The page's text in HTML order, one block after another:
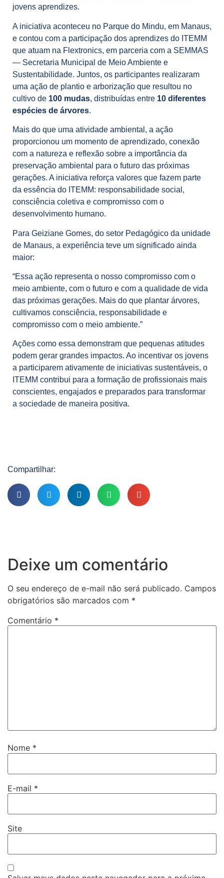
jovens aprendizes.
A iniciativa aconteceu no Parque do Mindu, em Manaus,
e contou com a participação dos aprendizes do ITEMM
que atuam na Flextronics, em parceria com a SEMMAS
— Secretaria Municipal de Meio Ambiente e
Sustentabilidade. Juntos, os participantes realizaram
uma ação de plantio e arborização que resultou no
cultivo de 100 mudas, distribuídas entre 10 diferentes
espécies de árvores.
Mais do que uma atividade ambiental, a ação
proporcionou um momento de aprendizado, conexão
com a natureza e reflexão sobre a importância da
preservação ambiental para o futuro das próximas
gerações. A iniciativa reforça valores que fazem parte
da essência do ITEMM: responsabilidade social,
consciência coletiva e compromisso com o
desenvolvimento humano.
Para Geiziane Gomes, do setor Pedagógico da unidade
de Manaus, a experiência teve um significado ainda
maior:
“Essa ação representa o nosso compromisso com o
meio ambiente, com o futuro e com a qualidade de vida
das próximas gerações. Mais do que plantar árvores,
cultivamos consciência, responsabilidade e
compromisso com o meio ambiente.”
Ações como essa demonstram que pequenas atitudes
podem gerar grandes impactos. Ao incentivar os jovens
a participarem ativamente de iniciativas sustentáveis, o
ITEMM contribui para a formação de profissionais mais
conscientes, engajados e preparados para transformar
a sociedade de maneira positiva.
Compartilhar:
Deixe um comentário
O seu endereço de e-mail não será publicado. Campos
obrigatórios são marcados com *
Comentário *
Nome *
E-mail *
Site